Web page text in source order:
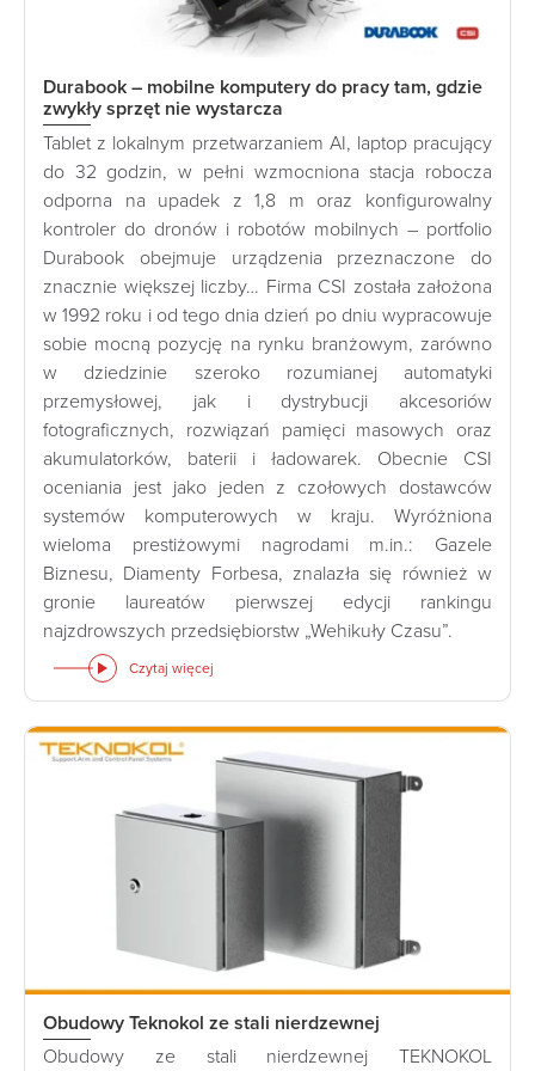
Durabook – mobilne komputery do pracy tam, gdzie
zwykły sprzęt nie wystarcza
Tablet z lokalnym przetwarzaniem AI, laptop pracujący
do 32 godzin, w pełni wzmocniona stacja robocza
odporna na upadek z 1,8 m oraz konfigurowalny
kontroler do dronów i robotów mobilnych – portfolio
Durabook obejmuje urządzenia przeznaczone do
znacznie większej liczby… Firma CSI została założona
w 1992 roku i od tego dnia dzień po dniu wypracowuje
sobie mocną pozycję na rynku branżowym, zarówno
w dziedzinie szeroko rozumianej automatyki
przemysłowej, jak i dystrybucji akcesoriów
fotograficznych, rozwiązań pamięci masowych oraz
akumulatorków, baterii i ładowarek. Obecnie CSI
oceniania jest jako jeden z czołowych dostawców
systemów komputerowych w kraju. Wyróżniona
wieloma prestiżowymi nagrodami m.in.: Gazele
Biznesu, Diamenty Forbesa, znalazła się również w
gronie laureatów pierwszej edycji rankingu
najzdrowszych przedsiębiorstw „Wehikuły Czasu”.
Czytaj więcej
Obudowy Teknokol ze stali nierdzewnej
Obudowy ze stali nierdzewnej TEKNOKOL